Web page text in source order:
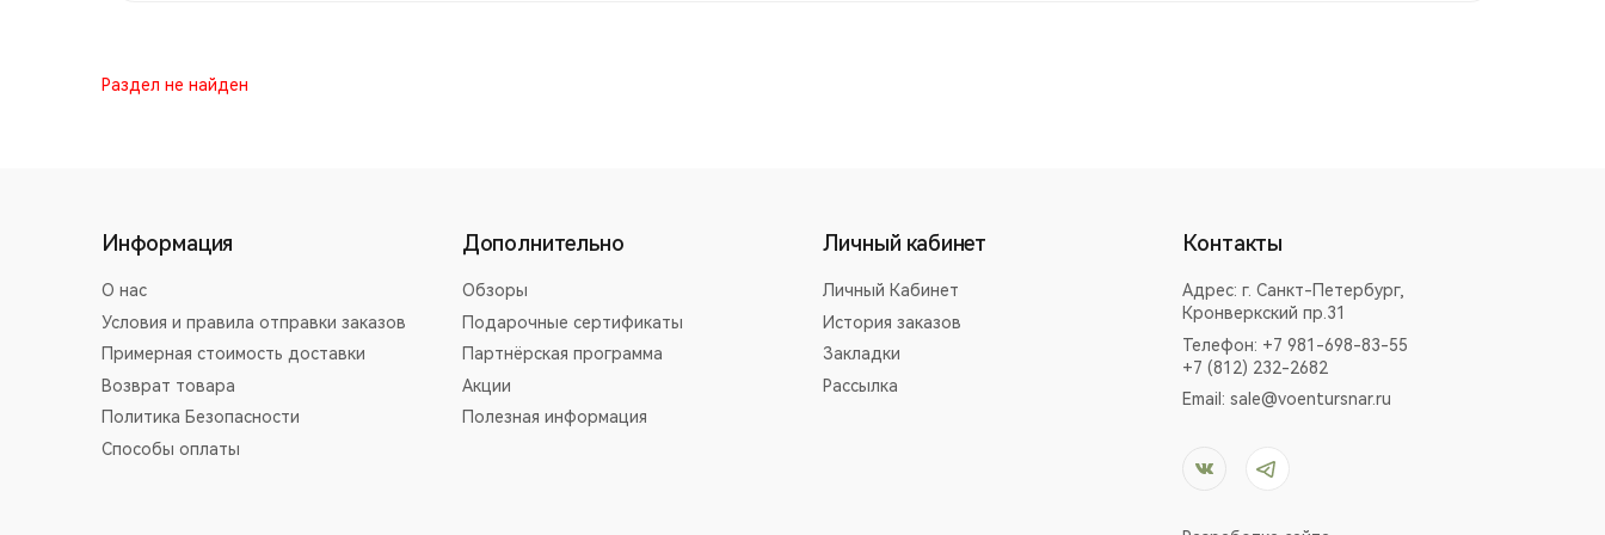
Раздел не найден
Информация
О нас
Условия и правила отправки заказов
Примерная стоимость доставки
Возврат товара
Политика Безопасности
Способы оплаты
Дополнительно
Обзоры
Подарочные сертификаты
Партнёрская программа
Акции
Полезная информация
Личный кабинет
Личный Кабинет
История заказов
Закладки
Рассылка
Контакты
Адрес:г. Санкт-Петербург,
Кронверкский пр.31
Телефон: +7 981-698-83-55
+7 (812) 232-2682
Email:sale@voentursnar.ru